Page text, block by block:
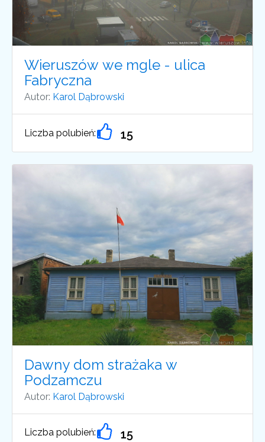
Wieruszów we mgle - ulica
Fabryczna
Autor: Karol Dąbrowski
Liczba polubień: 15
Dawny dom strażaka w
Podzamczu
Autor: Karol Dąbrowski
Liczba polubień: 15